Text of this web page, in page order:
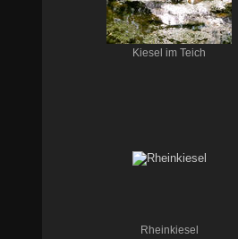
Kiesel im Teich
Rheinkiesel